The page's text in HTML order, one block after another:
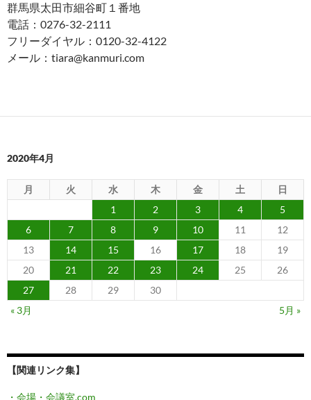
群馬県太田市細谷町１番地
電話：0276-32-2111
フリーダイヤル：0120-32-4122
メール：tiara@kanmuri.com
2020年4月
月 火 水 木 金 土
日
1
2 3 4
5
6
7 8 9 10 11
12
13
14 15 16 17 18
19
20
21 22 23 24 25
26
27
28 29
30
« 3月
5月 »
【関連リンク集】
・会場・会議室.com